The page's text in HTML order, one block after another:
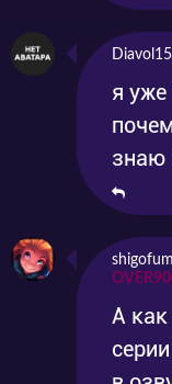
Diavol15
я
знаю
А как